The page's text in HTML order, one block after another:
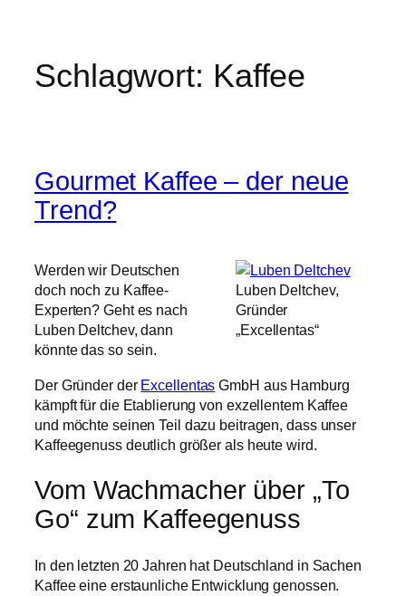
Schlagwort: Kaffee
Gourmet Kaffee – der neue
Trend?
Luben Deltchev,
Gründer
„Excellentas“
Werden wir Deutschen
doch noch zu Kaffee-
Experten? Geht es nach
Luben Deltchev, dann
könnte das so sein.
Der Gründer der Excellentas GmbH aus Hamburg
kämpft für die Etablierung von exzellentem Kaffee
und möchte seinen Teil dazu beitragen, dass unser
Kaffeegenuss deutlich größer als heute wird.
Vom Wachmacher über „To
Go“ zum Kaffeegenuss
In den letzten 20 Jahren hat Deutschland in Sachen
Kaffee eine erstaunliche Entwicklung genossen.